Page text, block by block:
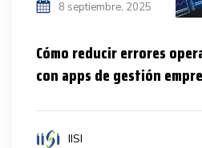
8 septiembre, 2025
Cómo reducir errores
con apps de gestión
IISI